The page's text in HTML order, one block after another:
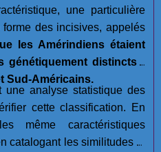
une particulière
des incisives, appelés
les Amérindiens étaient
génétiquement distincts :
Sud-Américains.
une analyse statistique des
cette classification. En
même caractéristiques
catalogant les similitudes et